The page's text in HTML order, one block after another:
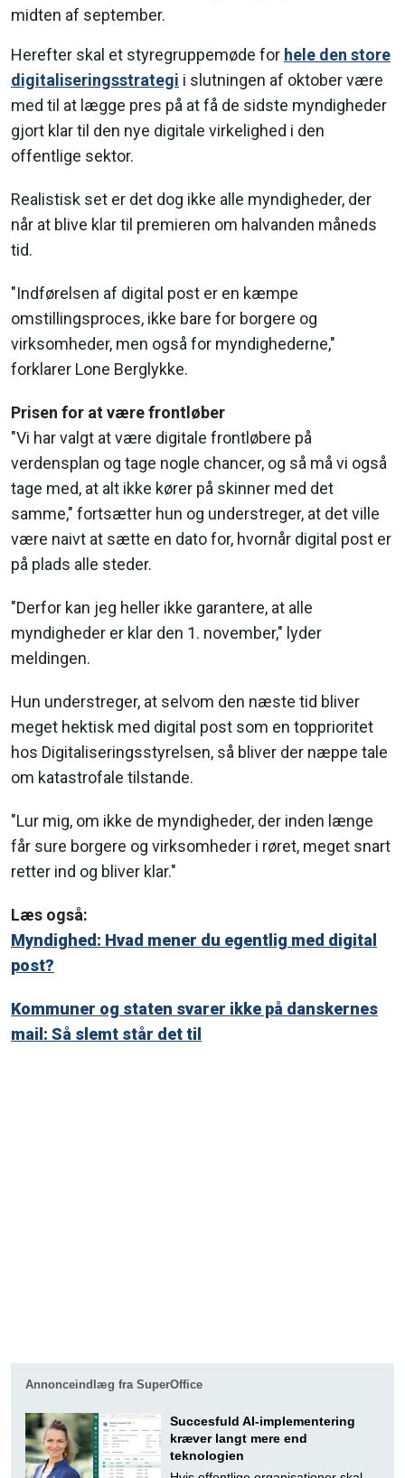
midten af september.
Herefter skal et styregruppemøde for hele den store
digitaliseringsstrategi i slutningen af oktober være
med til at lægge pres på at få de sidste myndigheder
gjort klar til den nye digitale virkelighed i den
offentlige sektor.
Realistisk set er det dog ikke alle myndigheder, der
når at blive klar til premieren om halvanden måneds
tid.
"Indførelsen af digital post er en kæmpe
omstillingsproces, ikke bare for borgere og
virksomheder, men også for myndighederne,"
forklarer Lone Berglykke.
Prisen for at være frontløber
"Vi har valgt at være digitale frontløbere på
verdensplan og tage nogle chancer, og så må vi også
tage med, at alt ikke kører på skinner med det
samme," fortsætter hun og understreger, at det ville
være naivt at sætte en dato for, hvornår digital post er
på plads alle steder.
"Derfor kan jeg heller ikke garantere, at alle
myndigheder er klar den 1. november," lyder
meldingen.
Hun understreger, at selvom den næste tid bliver
meget hektisk med digital post som en topprioritet
hos Digitaliseringsstyrelsen, så bliver der næppe tale
om katastrofale tilstande.
"Lur mig, om ikke de myndigheder, der inden længe
får sure borgere og virksomheder i røret, meget snart
retter ind og bliver klar."
Læs også:
Myndighed: Hvad mener du egentlig med digital
post?
Kommuner og staten svarer ikke på danskernes
mail: Så slemt står det til
Annonceindlæg fra SuperOffice
Succesfuld AI-implementering
kræver langt mere end
teknologien